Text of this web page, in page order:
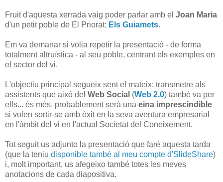
Fruit d'aquesta xerrada vaig poder parlar amb el Joan Maria
d'un petit poble de El Priorat: Els Guiamets.
Em va demanar si volia repetir la presentació - de forma
totalment altruística - al seu poble, centrant els exemples en
el sector del vi.
L'objectiu principal segueix sent el mateix: transmetre als
assistents que això del Web Social (Web 2.0) també va per
ells... és més, probablement serà una eina imprescindible
si volen sortir-se amb èxit en la seva aventura empresarial
en l'àmbit del vi en l'actual Societat del Coneixement.
Tot seguit us adjunto la presentació que faré aquesta tarda
(que la teniu disponible també al meu compte d'SlideShare)
i, molt important, us afegeixo també totes les meves
anotacions de cada diapositiva.